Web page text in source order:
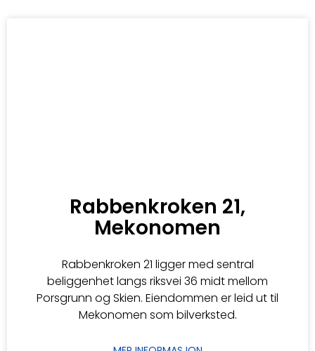
Rabbenkroken 21,
Mekonomen
Rabbenkroken 21 ligger med sentral
beliggenhet langs riksvei 36 midt mellom
Porsgrunn og Skien. Eiendommen er leid ut til
Mekonomen som bilverksted.